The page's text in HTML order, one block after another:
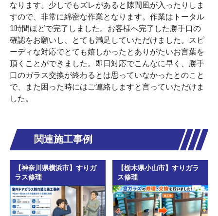
なります。少しでもズレがあると隙間風が入ったりしま
すので、非常に綿密な作業となります。作業はトータル
1時間ほどで完了しました。お客様へ完了した勝手口の
確認をお願いし、とても満足していただけました。スピ
ーディな対応でとても嬉しかったとありがたいお言葉を
頂くことができました。即日対応でこんなに早く、勝手
口のガラス交換が終わるとは思っていなかったとのこと
で、また困った時にはご連絡しますと言っていただけま
した。
関連施工事例
【神奈川県横浜市】すりガ
ラス修理
【栃木県小山市】すりガラ
ス修理